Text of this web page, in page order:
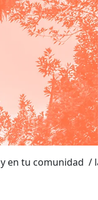
/ la tecnología no